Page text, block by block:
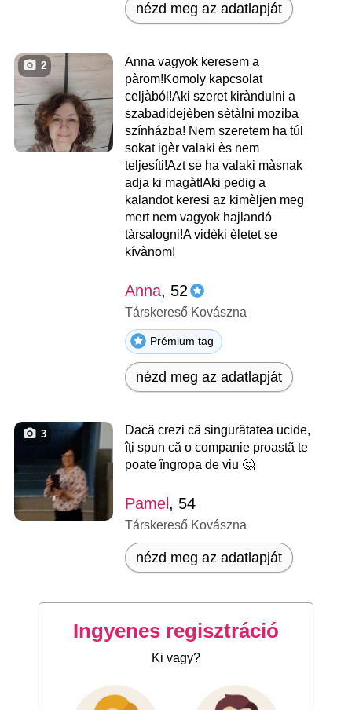
nézd meg az adatlapját
2
Anna vagyok keresem a
pàrom!Komoly kapcsolat
celjàból!Aki szeret kiràndulni a
szabadidejèben sètàlni moziba
színházba! Nem szeretem ha túl
sokat igèr valaki ès nem
teljesíti!Azt se ha valaki màsnak
adja ki magàt!Aki pedig a
kalandot keresi az kimèljen meg
mert nem vagyok hajlandó
tàrsalogni!A vidèki èletet se
kívànom!
Anna, 52
Társkereső Kovászna
Prémium tag
nézd meg az adatlapját
3
Dacă crezi că singurătatea ucide,
îți spun că o companie proastã te
poate îngropa de viu 🤔
Pamel , 54
Társkereső Kovászna
nézd meg az adatlapját
Ingyenes regisztráció
Ki vagy?